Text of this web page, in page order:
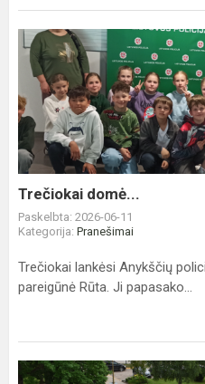
Trečiokai
domė...
Trečiokai domė...
Paskelbta: 2026-06-11
Kategorija: Pranešimai
Trečiokai lankėsi Anykščių
pareigūnė Rūta. Ji papasako...
Padėkos